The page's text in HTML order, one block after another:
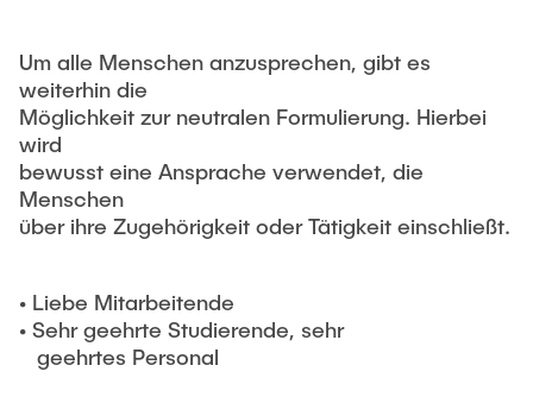
Um alle Menschen anzusprechen, gibt es
weiterhin die
Möglichkeit zur neutralen Formulierung. Hierbei
wird
bewusst eine Ansprache verwendet, die
Menschen
über ihre Zugehörigkeit oder Tätigkeit einschließt.
• Liebe Mitarbeitende
• Sehr geehrte Studierende, sehr
geehrtes Personal